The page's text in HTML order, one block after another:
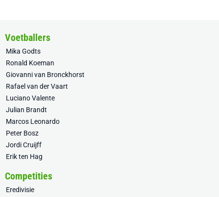
Voetballers
Mika Godts
Ronald Koeman
Giovanni van Bronckhorst
Rafael van der Vaart
Luciano Valente
Julian Brandt
Marcos Leonardo
Peter Bosz
Jordi Cruijff
Erik ten Hag
Competities
Eredivisie